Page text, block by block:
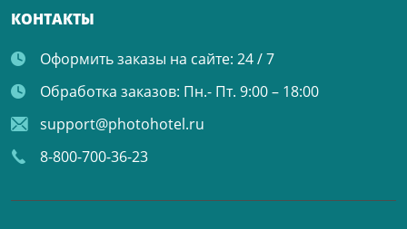
КОНТАКТЫ
Оформить заказы на сайте: 24 / 7
Обработка заказов: Пн.- Пт. 9:00 – 18:00
support@photohotel.ru
8-800-700-36-23